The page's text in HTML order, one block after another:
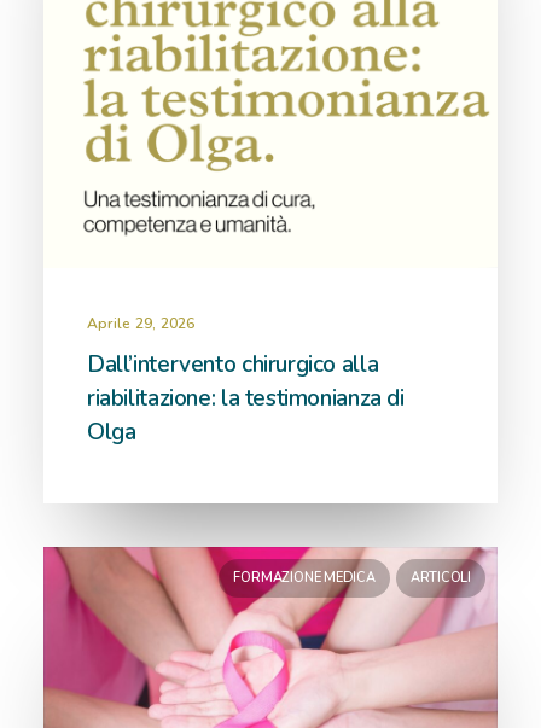
Aprile 29, 2026
Dall’intervento chirurgico alla
riabilitazione: la testimonianza di
Olga
FORMAZIONE MEDICA ARTICOLI